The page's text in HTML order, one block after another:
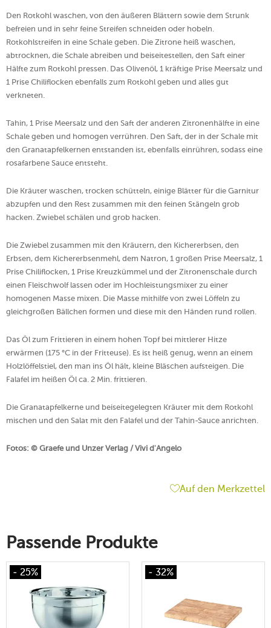
Den Rotkohl waschen, von den äußeren Blättern sowie dem Strunk
befreien und in sehr feine Streifen schneiden oder hobeln.
Rotkohlstreifen in eine Schale geben. Die Zitrone heiß waschen,
abtrocknen, die Schale abreiben und beiseitestellen, den Saft einer
Hälfte zum Rotkohl pressen. Das Olivenöl, 1 kräftige Prise Meersalz und
1 Prise Chiliflocken ebenfalls zum Rotkohl geben und alles gut
verkneten.
Tahin, 1 Prise Meersalz und den Saft der anderen Zitronenhälfte in eine
Schale geben und homogen verrühren. Den Saft, der in der Schale mit
den Granatapfelkernen entstanden ist, ebenfalls einrühren, sodass eine
rosafarbene Sauce entsteht.
Die Kräuter waschen, trocken schütteln, einige Blätter für die Garnitur
abzupfen und den Rest zusammen mit den feinen Stängeln grob
hacken. Zwiebel schälen und grob hacken.
Die Zwiebel zusammen mit den Kräutern, den Kichererbsen, den
Erbsen, dem Kichererbsenmehl, dem Natron, 1 großen Prise Meersalz, 1
Prise Chiliflocken, 1 Prise Kreuzkümmel und der Zitronenschale durch
einen Fleischwolf lassen oder im Hochleistungsmixer zu einer
homogenen Masse mixen. Die Masse mithilfe von zwei Löffeln zu
gleichgroßen Bällchen formen und diese mit den Händen rund rollen.
Das Öl zum Frittieren in einem hohen Topf bei mittlerer Hitze
erwärmen (175 °C in der Fritteuse). Es ist heiß genug, wenn an einem
Holzlöffelstiel, den man ins Öl hält, kleine Bläschen aufsteigen. Die
Falafel im heißen Öl ca. 2 Min. frittieren.
Die Granatapfelkerne und beiseitegelegten Kräuter mit dem Rotkohl
mischen und den Salat mit den Falafel und der Tahin-Sauce anrichten.
Fotos: © Graefe und Unzer Verlag / Vivi d'Angelo
Auf den Merkzettel
Passende Produkte
- 25% - 32%